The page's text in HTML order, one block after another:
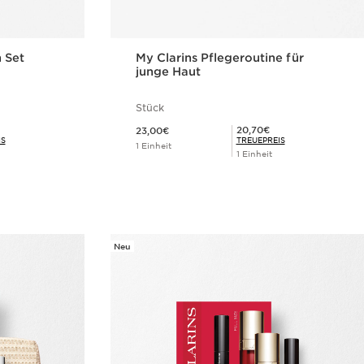
Set
My Clarins Pflegeroutine für
junge Haut
Stück
23,00€
1 Einheit
Mitgliederpreis 20,70€
20,70€
TREUEPREIS
1 Einheit
Neu